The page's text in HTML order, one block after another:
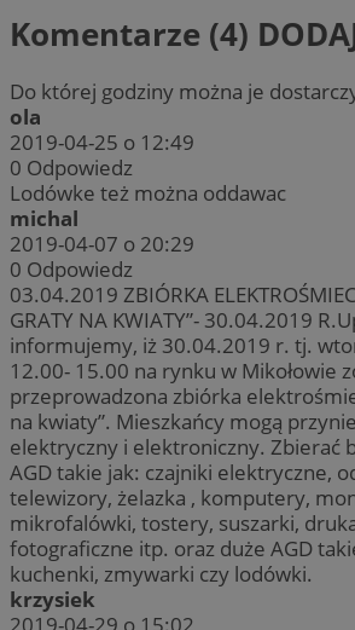
Komentarze (4)
Do której godziny można je
ola
2019-04-25 o 12:49
0 Odpowiedz
Lodówke też można oddawac
michal
2019-04-07 o 20:29
0 Odpowiedz
03.04.2019 ZBIÓRKA
GRATY NA KWIATY”- 30.04.2019
informujemy, iż 30.04.2019 r. tj.
12.00- 15.00 na rynku w Mikołowie
przeprowadzona zbiórka
na kwiaty”. Mieszkańcy mogą
elektryczny i elektroniczny. Zbierać
AGD takie jak: czajniki elektryczne,
telewizory, żelazka , komputery,
mikrofalówki, tostery, suszarki,
fotograficzne itp. oraz duże AGD
kuchenki, zmywarki czy lodówki.
krzysiek